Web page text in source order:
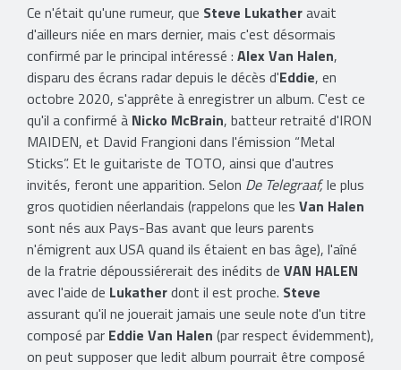
Ce n'était qu'une rumeur, que Steve Lukatheravait
d'ailleurs niée en mars dernier, mais c'est désormais
confirmé par le principal intéressé : Alex Van Halen,
disparu des écrans radar depuis le décès d'Eddie, en
octobre 2020, s'apprête à enregistrer un album. C'est ce
qu'il a confirmé à Nicko McBrain, batteur retraité d'IRON
MAIDEN, et David Frangioni dans l'émission “Metal
Sticks”. Et le guitariste de TOTO, ainsi que d'autres
invités, feront une apparition. Selon De Telegraaf,le plus
gros quotidien néerlandais (rappelons que les Van Halen
sont nés aux Pays-Bas avant que leurs parents
n'émigrent aux USA quand ils étaient en bas âge), l'aîné
de la fratrie dépoussiérerait des inédits de VAN HALEN
avec l'aide de Lukatherdont il est proche. Steve
assurant qu'il ne jouerait jamais une seule note d'un titre
composé par Eddie Van Halen (par respect évidemment),
on peut supposer que ledit album pourrait être composé